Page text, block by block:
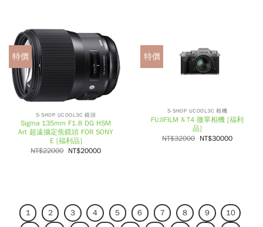
特價
5-SHOP UCOOL3C 鏡頭
Sigma 135mm F1.8 DG HSM
Art 超遠攝定焦鏡頭 FOR SONY
E [福利品]
NT$22000 NT$20000
特價
5-SHOP UCOOL3C 相機
FUJIFILM X-T4 微單相機 [福利
品]
NT$32000 NT$30000
1 2 3 4 5 6 7 8 9
10